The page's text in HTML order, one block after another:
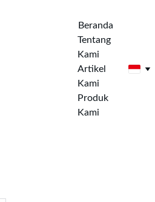
Beranda
Tentang
Kami
Artikel
Kami
Produk
Kami